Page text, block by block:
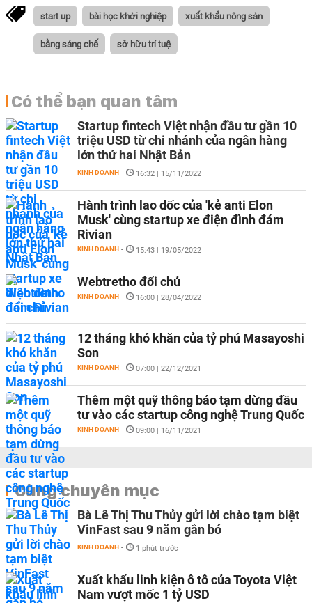
start up bài học khởi nghiệp xuất khẩu nông sản
bằng sáng chế sở hữu trí tuệ
Có thể bạn quan tâm
Startup fintech Việt nhận đầu tư gần 10
triệu USD từ chi nhánh của ngân hàng
lớn thứ hai Nhật Bản
KINH DOANH - 16:32 | 15/11/2022
Hành trình lao dốc của 'kẻ anti Elon
Musk' cùng startup xe điện đình đám
Rivian
KINH DOANH - 15:43 | 19/05/2022
Webtretho đổi chủ
KINH DOANH - 16:00 | 28/04/2022
12 tháng khó khăn của tỷ phú Masayoshi
Son
KINH DOANH - 07:00 | 22/12/2021
Thêm một quỹ thông báo tạm dừng đầu
tư vào các startup công nghệ Trung Quốc
KINH DOANH - 09:00 | 16/11/2021
Cùng chuyên mục
Bà Lê Thị Thu Thủy gửi lời chào tạm biệt
VinFast sau 9 năm gắn bó
KINH DOANH - 1 phút trước
Xuất khẩu linh kiện ô tô của Toyota Việt
Nam vượt mốc 1 tỷ USD